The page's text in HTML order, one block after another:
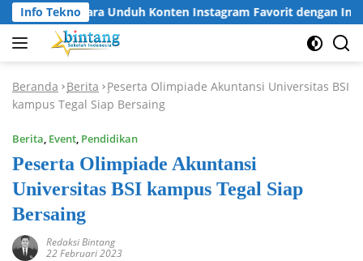
Langsung
ke
konten
Info TeknoCara Unduh Konten Instagram Favorit dengan
Beranda -Berita -Peserta Olimpiade Akuntansi Universitas BSI
kampus Tegal Siap Bersaing
Berita, Event, Pendidikan
Peserta Olimpiade Akuntansi
Universitas BSI kampus Tegal Siap
Bersaing
Redaksi Bintang
22 Februari 2023